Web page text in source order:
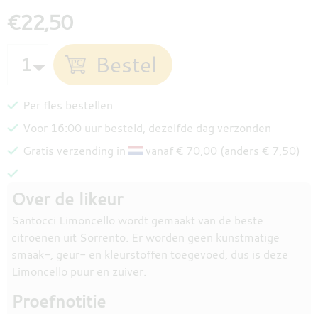
€22,50
Per fles bestellen
Voor 16:00 uur besteld, dezelfde dag verzonden
Gratis verzending in
vanaf € 70,00 (anders € 7,50)
Over de likeur
Santocci Limoncello wordt gemaakt van de beste
citroenen uit Sorrento. Er worden geen kunstmatige
smaak-, geur- en kleurstoffen toegevoed, dus is deze
Limoncello puur en zuiver.
Proefnotitie